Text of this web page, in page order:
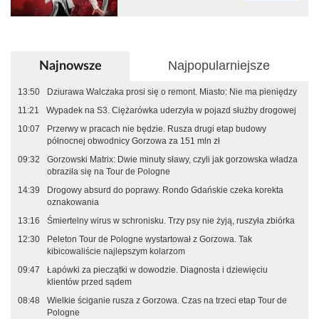
Najnowsze Najpopularniejsze
13:50
Dziurawa Walczaka prosi się o remont. Miasto: Nie ma pieniędzy
11:21
Wypadek na S3. Ciężarówka uderzyła w pojazd służby drogowej
10:07
Przerwy w pracach nie będzie. Rusza drugi etap budowy
północnej obwodnicy Gorzowa za 151 mln zł
09:32
Gorzowski Matrix: Dwie minuty sławy, czyli jak gorzowska władza
obraziła się na Tour de Pologne
14:39
Drogowy absurd do poprawy. Rondo Gdańskie czeka korekta
oznakowania
13:16
Śmiertelny wirus w schronisku. Trzy psy nie żyją, ruszyła zbiórka
12:30
Peleton Tour de Pologne wystartował z Gorzowa. Tak
kibicowaliście najlepszym kolarzom
09:47
Łapówki za pieczątki w dowodzie. Diagnosta i dziewięciu
klientów przed sądem
08:48
Wielkie ściganie rusza z Gorzowa. Czas na trzeci etap Tour de
Pologne